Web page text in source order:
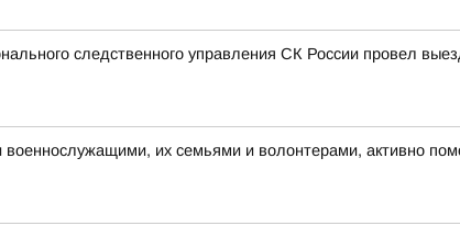
следственного управления СК России провел
их семьями и волонтерами, активно